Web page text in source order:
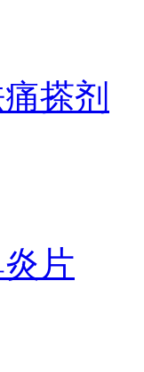
搽剂
片